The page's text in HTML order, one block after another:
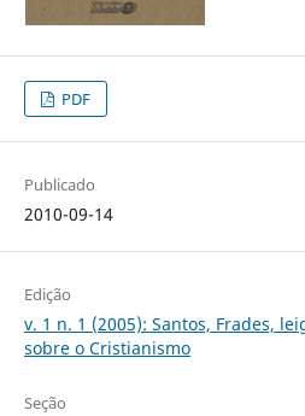
PDF
Publicado
2010-09-14
Edição
v. 1 n. 1 (2005): Santos, Frades,
sobre o Cristianismo
Seção